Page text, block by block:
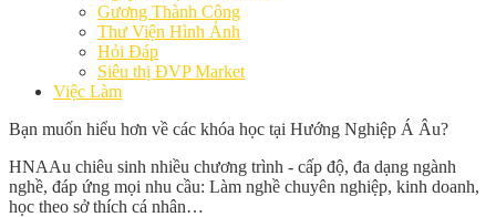
Gương Thành Công
Thư Viện Hình Ảnh
Hỏi Đáp
Siêu thị ĐVP Market
Việc Làm
Bạn muốn hiểu hơn về các khóa học tại Hướng Nghiệp Á Âu?
HNAAu chiêu sinh nhiều chương trình - cấp độ, đa dạng ngành
nghề, đáp ứng mọi nhu cầu: Làm nghề chuyên nghiệp, kinh doanh,
học theo sở thích cá nhân…